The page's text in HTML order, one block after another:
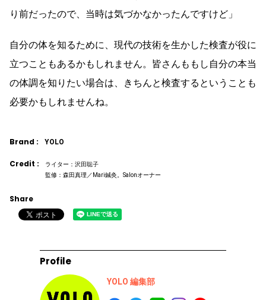
り前だったので、当時は気づかなかったんですけど」
自分の体を知るために、現代の技術を生かした検査が役に
立つこともあるかもしれません。皆さんももし自分の本当
の体調を知りたい場合は、きちんと検査するということも
必要かもしれませんね。
Brand : YOLO
Credit :
ライター：沢田聡子
監修：森田真理／Mari鍼灸。Salonオーナー
Share
Profile
YOLO 編集部